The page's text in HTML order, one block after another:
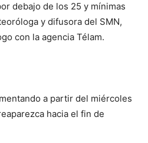
debajo de los 25 y mínimas
y difusora del SMN,
con la agencia Télam.
a partir del miércoles
hacia el fin de